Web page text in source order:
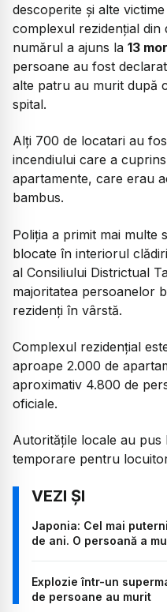
descoperite și alte
complexul rezidențial din
numărul a ajuns la 13
persoane au fost
alte patru au murit după
spital.
Alți 700 de locatari au
incendiului care a
apartamente, care erau
bambus.
Poliția a primit mai multe
blocate în interiorul
al Consiliului Districtual
majoritatea persoanelor
rezidenți în vârstă.
Complexul rezidențial
aproape 2.000 de
aproximativ 4.800 de
oficiale.
Autoritățile locale au pus
temporare pentru
Japonia: Cel mai
de ani. O persoană a
Explozie într-un
de persoane au murit